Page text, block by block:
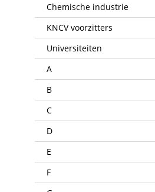
Chemische industrie
KNCV voorzitters
Universiteiten
A
B
C
D
E
F